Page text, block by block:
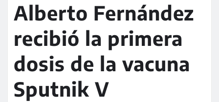
Alberto Fernández
recibió la primera
dosis de la vacuna
Sputnik V